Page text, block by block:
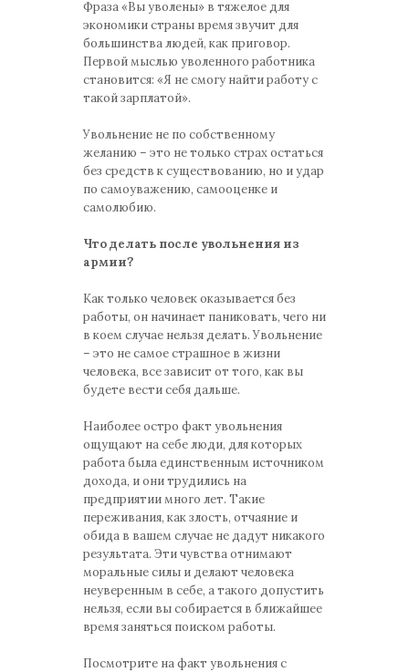
Фраза «Вы уволены» в тяжелое для
экономики страны время звучит для
большинства людей, как приговор.
Первой мыслью уволенного работника
становится: «Я не смогу найти работу с
такой зарплатой».
Увольнение не по собственному
желанию – это не только страх остаться
без средств к существованию, но и удар
по самоуважению, самооценке и
самолюбию.
Что делать после увольнения из
армии?
Как только человек оказывается без
работы, он начинает паниковать, чего ни
в коем случае нельзя делать. Увольнение
– это не самое страшное в жизни
человека, все зависит от того, как вы
будете вести себя дальше.
Наиболее остро факт увольнения
ощущают на себе люди, для которых
работа была единственным источником
дохода, и они трудились на
предприятии много лет. Такие
переживания, как злость, отчаяние и
обида в вашем случае не дадут никакого
результата. Эти чувства отнимают
моральные силы и делают человека
неуверенным в себе, а такого допустить
нельзя, если вы собирается в ближайшее
время заняться поиском работы.
Посмотрите на факт увольнения с